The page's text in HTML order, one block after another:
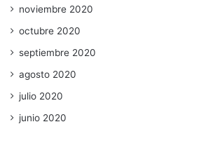
noviembre 2020
octubre 2020
septiembre 2020
agosto 2020
julio 2020
junio 2020